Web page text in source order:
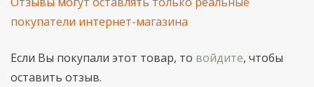
покупатели интернет-магазина
Если Вы покупали этот товар, то войдите, чтобы
оставить отзыв.